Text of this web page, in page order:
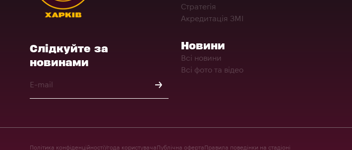
Слідкуйте за
новинами
Стратегія
Акредитація ЗМІ
Новини
Всі новини
Всі фото та відео
Політика конфіденційностіУгода користувачаПублічна офертаПравила поведінки на стадіоні